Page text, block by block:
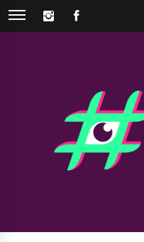
Skip
INSTAGRAM